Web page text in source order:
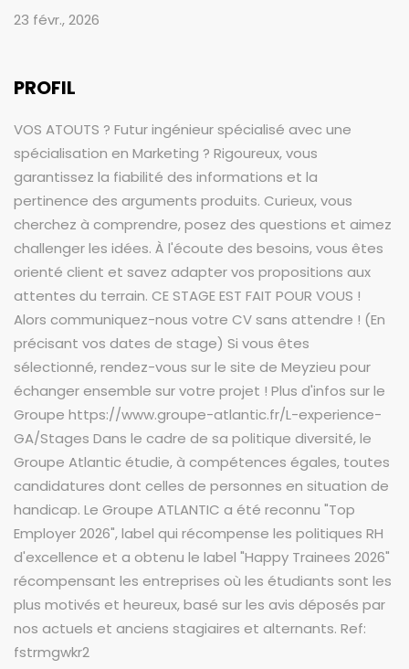
23 févr., 2026
PROFIL
VOS ATOUTS ? Futur ingénieur spécialisé avec une
spécialisation en Marketing ? Rigoureux, vous
garantissez la fiabilité des informations et la
pertinence des arguments produits. Curieux, vous
cherchez à comprendre, posez des questions et aimez
challenger les idées. À l'écoute des besoins, vous êtes
orienté client et savez adapter vos propositions aux
attentes du terrain. CE STAGE EST FAIT POUR VOUS !
Alors communiquez-nous votre CV sans attendre ! (En
précisant vos dates de stage) Si vous êtes
sélectionné, rendez-vous sur le site de Meyzieu pour
échanger ensemble sur votre projet ! Plus d'infos sur le
Groupe https://www.groupe-atlantic.fr/L-experience-
GA/Stages Dans le cadre de sa politique diversité, le
Groupe Atlantic étudie, à compétences égales, toutes
candidatures dont celles de personnes en situation de
handicap. Le Groupe ATLANTIC a été reconnu "Top
Employer 2026", label qui récompense les politiques RH
d'excellence et a obtenu le label "Happy Trainees 2026"
récompensant les entreprises où les étudiants sont les
plus motivés et heureux, basé sur les avis déposés par
nos actuels et anciens stagiaires et alternants. Ref:
fstrmgwkr2